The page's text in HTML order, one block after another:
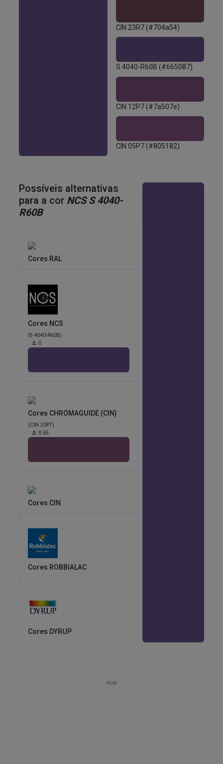
CIN 23R7 (#704a54)
S 4040-R60B (#665087)
CIN 12P7 (#7a507e)
CIN 05P7 (#805182)
Possíveis alternativas
para a cor NCS S 4040-
R60B
Cores RAL
Cores NCS
(S 4040-R60B)
Δ: 0
Cores CHROMAGUIDE (CIN)
(CIN 20P7)
Δ: 0.65
Cores CIN
Cores ROBBIALAC
Cores DYRUP